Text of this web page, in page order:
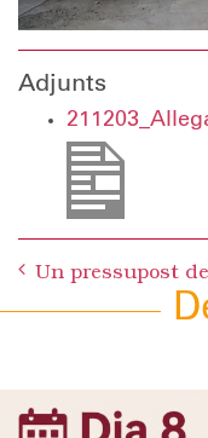
Adjunts
navigation